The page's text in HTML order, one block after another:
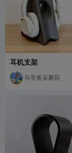
耳机支架
马里奥采蘑菇